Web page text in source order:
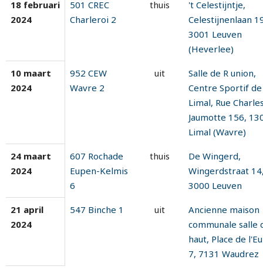
18 februari
2024
501 CREC
Charleroi 2
thuis
't Celestijntje,
Celestijnenlaan
3001 Leuven
(Heverlee)
10 maart
2024
952 CEW
Wavre 2
uit
Salle de R union,
Centre Sportif de
Limal, Rue
Jaumotte 156,
Limal (Wavre)
24 maart
2024
607 Rochade
Eupen-Kelmis
6
thuis
De Wingerd,
Wingerdstraat
3000 Leuven
21 april
2024
547 Binche 1 uit
Ancienne maison
communale salle
haut, Place de
7, 7131 Waudrez